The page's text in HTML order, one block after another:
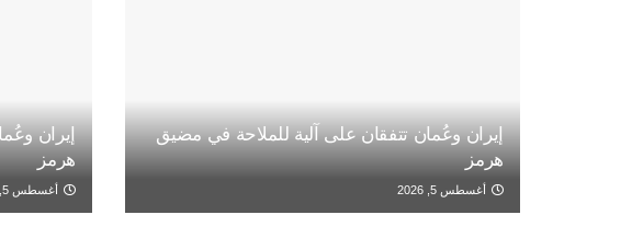
إيران وعُمان تتفقان على آلية للملاحة في مضيق
هرمز
أغسطس 5, 2026
إيران
هرمز
أغسطس 5, 2026